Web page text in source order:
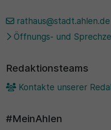
rathaus@stadt.ahlen.de
Öffnungs- und
Redaktionsteams
Kontakte unserer
#MeinAhlen